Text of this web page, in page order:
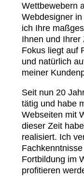
Wettbewebern
Webdesigner
ich Ihre
Ihnen und Ihrer
Fokus liegt auf
und natürlich
meiner
Seit nun 20
tätig und habe
Webseiten mit
dieser Zeit
realisiert. Ich
Fortbildung im
profitieren